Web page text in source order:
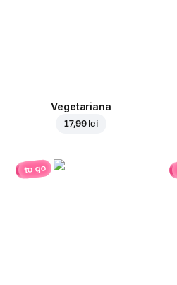
Vegetariana
17,99 lei
to go